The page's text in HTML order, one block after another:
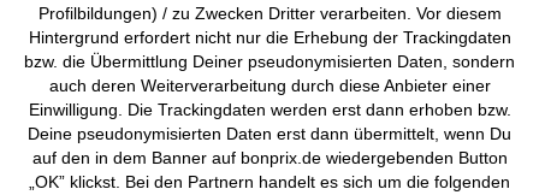
Deutsch Français
Profilbildungen) / zu Zwecken Dritter verarbeiten. Vor diesem
Hintergrund erfordert nicht nur die Erhebung der Trackingdaten
bzw. die Übermittlung Deiner pseudonymisierten Daten, sondern
auch deren Weiterverarbeitung durch diese Anbieter einer
Einwilligung. Die Trackingdaten werden erst dann erhoben bzw.
Deine pseudonymisierten Daten erst dann übermittelt, wenn Du
auf den in dem Banner auf bonprix.de wiedergebenden Button
„OK” klickst. Bei den Partnern handelt es sich um die folgenden